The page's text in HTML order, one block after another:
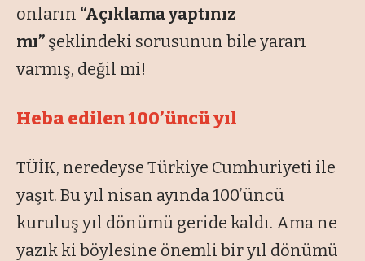
onların “Açıklama yaptınız
mı” şeklindeki sorusunun bile yararı
varmış, değil mi!
Heba edilen 100’üncü yıl
TÜİK, neredeyse Türkiye Cumhuriyeti ile
yaşıt. Bu yıl nisan ayında 100’üncü
kuruluş yıl dönümü geride kaldı. Ama ne
yazık ki böylesine önemli bir yıl dönümü